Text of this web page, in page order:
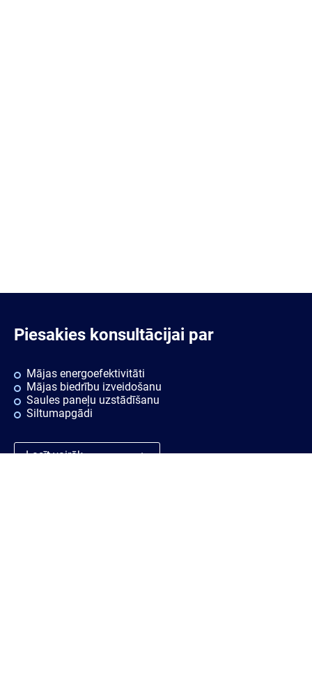
Piesakies konsultācijai par
Mājas energoefektivitāti
Mājas biedrību izveidošanu
Saules paneļu uzstādīšanu
Siltumapgādi
Lasīt vairāk